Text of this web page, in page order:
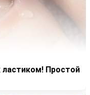
ластиком! Простой